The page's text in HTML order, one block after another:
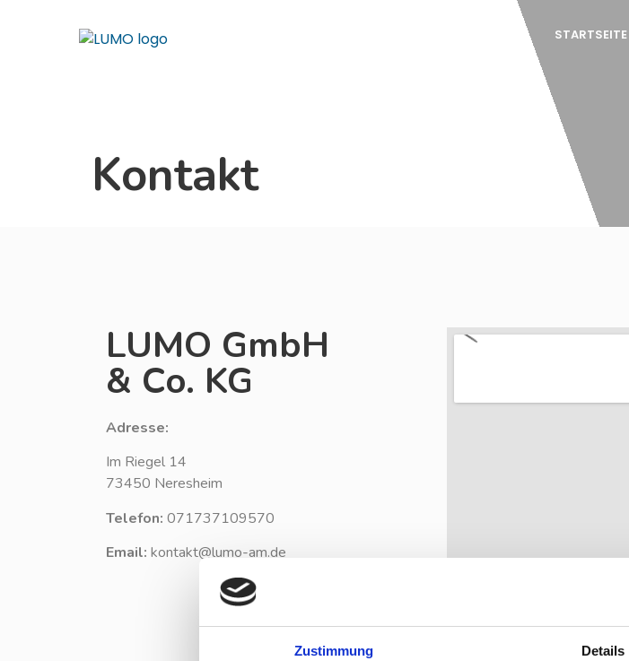
Zustimmung Details
STARTSEITE
Kontakt
LUMO GmbH
& Co. KG
Adresse:
Im Riegel 14
73450 Neresheim
Telefon: 071737109570
Email: kontakt@lumo-am.de